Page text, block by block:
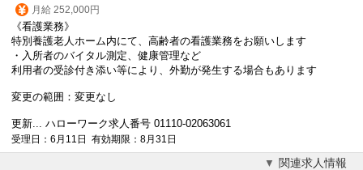
月給 252,000円
《看護業務》
特別養護老人ホーム内にて、高齢者の看護業務をお願いします
・入所者のバイタル測定、健康管理など
利用者の受診付き添い等により、外勤が発生する場合もあります
変更の範囲：変更なし
更新... ハローワーク求人番号 01110-02063061
受理日：6月11日 有効期限：8月31日
関連求人情報